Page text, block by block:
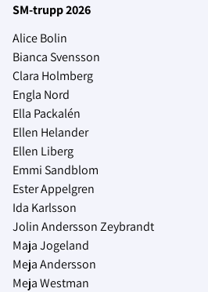
SM-trupp 2026
Alice Bolin
Bianca Svensson
Clara Holmberg
Engla Nord
Ella Packalén
Ellen Helander
Ellen Liberg
Emmi Sandblom
Ester Appelgren
Ida Karlsson
Jolin Andersson Zeybrandt
Maja Jogeland
Meja Andersson
Meja Westman